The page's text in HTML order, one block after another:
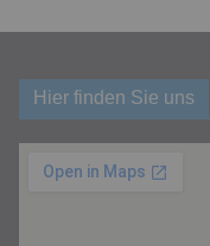
Hier finden Sie uns